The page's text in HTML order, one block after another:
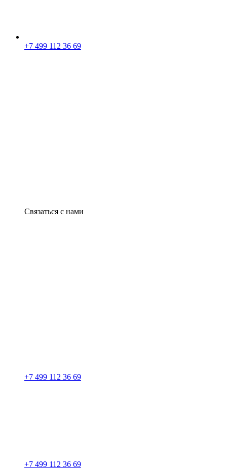
+7 499 112 36 69
Связаться с нами
+7 499 112 36 69
+7 499 112 36 69